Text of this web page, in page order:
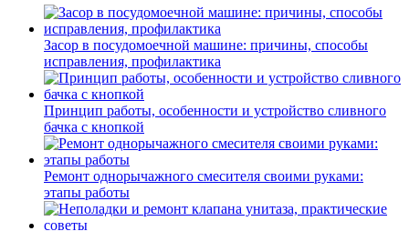
Засор в посудомоечной машине: причины, способы
исправления, профилактика
Принцип работы, особенности и устройство сливного
бачка с кнопкой
Ремонт однорычажного смесителя своими руками:
этапы работы